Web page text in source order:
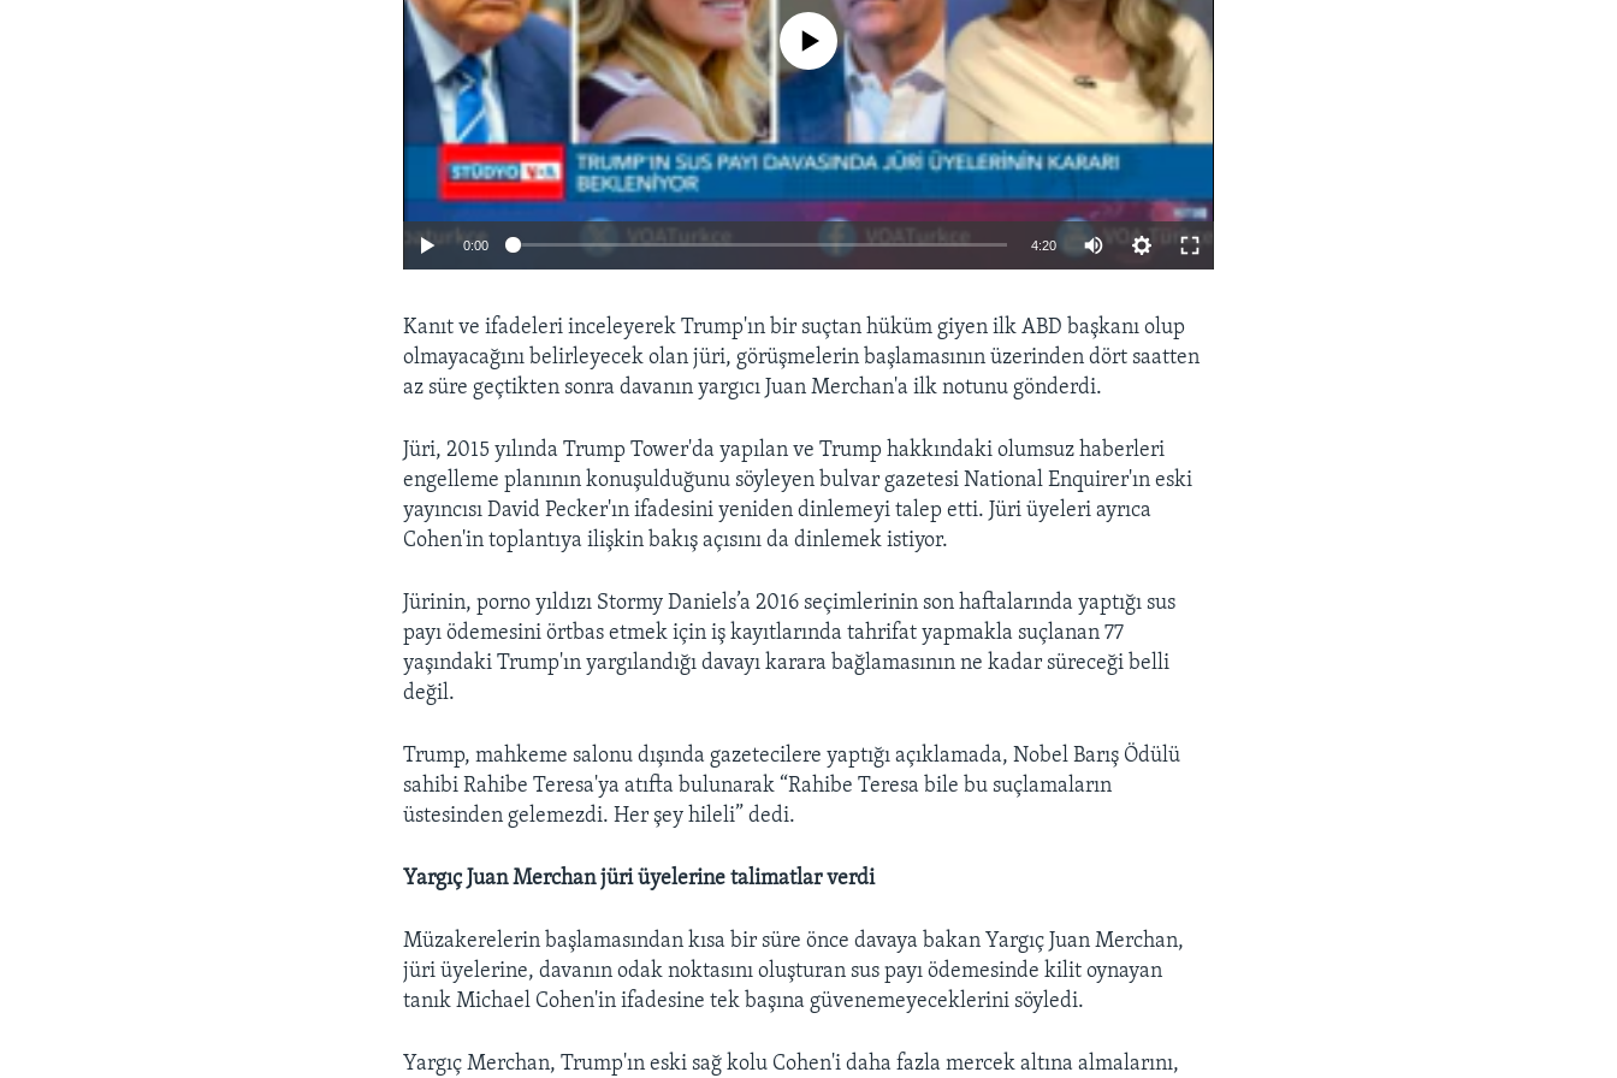
EMBED PAYLAŞ
No media source currently available
0:00 4:20
Kanıt ve ifadeleri inceleyerek Trump'ın bir suçtan hüküm giyen ilk ABD başkanı olup
olmayacağını belirleyecek olan jüri, görüşmelerin başlamasının üzerinden dört saatten
az süre geçtikten sonra davanın yargıcı Juan Merchan'a ilk notunu gönderdi.
Jüri, 2015 yılında Trump Tower'da yapılan ve Trump hakkındaki olumsuz haberleri
engelleme planının konuşulduğunu söyleyen bulvar gazetesi National Enquirer'ın eski
yayıncısı David Pecker'ın ifadesini yeniden dinlemeyi talep etti. Jüri üyeleri ayrıca
Cohen'in toplantıya ilişkin bakış açısını da dinlemek istiyor.
Jürinin, porno yıldızı Stormy Daniels’a 2016 seçimlerinin son haftalarında yaptığı sus
payı ödemesini örtbas etmek için iş kayıtlarında tahrifat yapmakla suçlanan 77
yaşındaki Trump'ın yargılandığı davayı karara bağlamasının ne kadar süreceği belli
değil.
Trump, mahkeme salonu dışında gazetecilere yaptığı açıklamada, Nobel Barış Ödülü
sahibi Rahibe Teresa'ya atıfta bulunarak “Rahibe Teresa bile bu suçlamaların
üstesinden gelemezdi. Her şey hileli” dedi.
Yargıç Juan Merchan jüri üyelerine talimatlar verdi
Müzakerelerin başlamasından kısa bir süre önce davaya bakan Yargıç Juan Merchan,
jüri üyelerine, davanın odak noktasını oluşturan sus payı ödemesinde kilit oynayan
tanık Michael Cohen'in ifadesine tek başına güvenemeyeceklerini söyledi.
Yargıç Merchan, Trump'ın eski sağ kolu Cohen'i daha fazla mercek altına almalarını,